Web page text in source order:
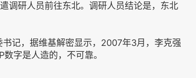
调研人员前往东北。调研人员结论是，东北
记，据维基解密显示，2007年3月，李克强
字是人造的，不可靠。